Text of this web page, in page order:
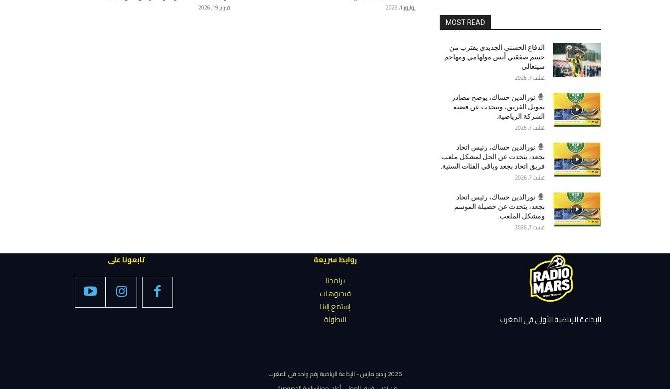
يوليوز 1, 2026 فبراير 19, 2026
MOST READ
الدفاع الحسني الجديدي يقترب من
حسم صفقتي أنس مولهامي ومهاجم
سينغالي
غشت 7, 2026
نورالدين حساك، يوضح مصادر
تمويل الفريق، ويتحدث عن قضية
الشركة الرياضية.
غشت 7, 2026
نورالدين حساك، رئيس اتحاد
بجعد، يتحدث عن الحل لمشكل ملعب
فريق اتحاد بجعد وباقي الفئات السنية.
غشت 7, 2026
نورالدين حساك، رئيس اتحاد
بجعد، يتحدث عن حصيلة الموسم
ومشكل الملعب.
غشت 7, 2026
تابعونا على
روابط سريعة
برامجنا
فيديوهات
إستمع إلينا
البطولة
الإذاعة الرياضية الأولى في المغرب
2026 راديو مارس - الإذاعة الرياضية رقم واحد في المغرب